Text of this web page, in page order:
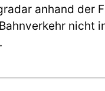
anhand der
nicht